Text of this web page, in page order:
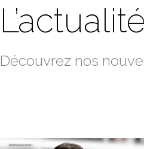
Découvrez nos